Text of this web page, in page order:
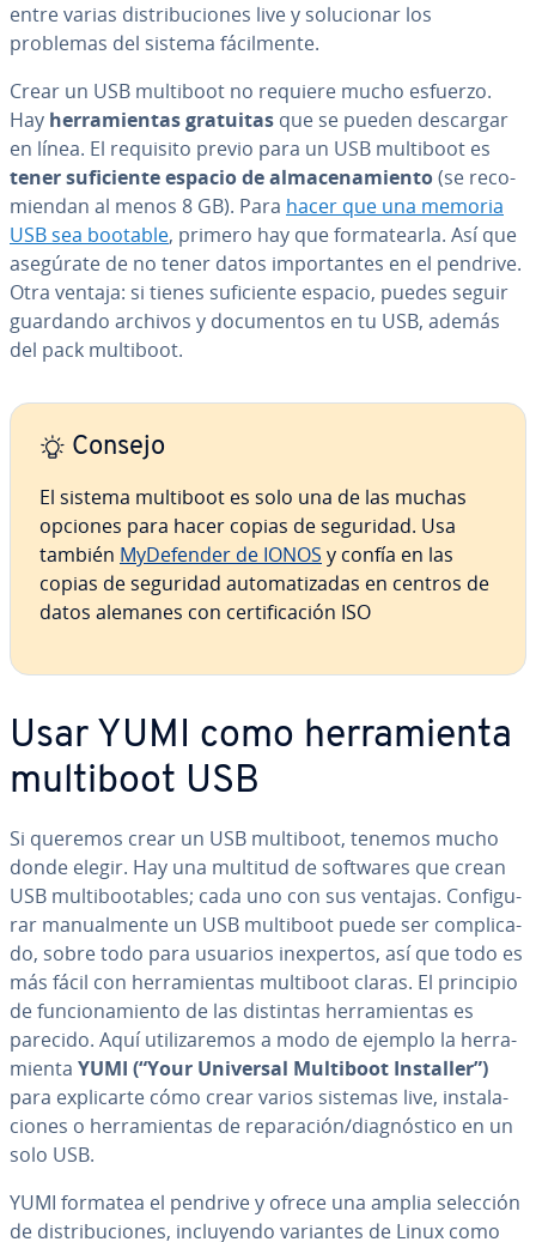
entre varias di­s­tri­bu­cio­nes live y so­lu­cio­nar los
problemas del sistema fá­ci­l­me­n­te.
Crear un USB multiboot no requiere mucho esfuerzo.
Hay he­rra­mie­n­tas gratuitas que se pueden descargar
en línea. El requisito previo para un USB multiboot es
tener su­fi­cie­n­te espacio de al­ma­ce­na­mie­n­to(se re­co­
mie­n­dan al menos 8 GB). Para hacer que una memoria
USB sea bootable, primero hay que fo­r­ma­tear­la. Así que
asegúrate de no tener datos im­po­r­ta­n­tes en el pendrive.
Otra ventaja: si tienes su­fi­cie­n­te espacio, puedes seguir
guardando archivos y do­cu­me­n­tos en tu USB, además
del pack multiboot.
Consejo
El sistema multiboot es solo una de las muchas
opciones para hacer copias de seguridad. Usa
también My­De­fe­n­der de IONOS y confía en las
copias de seguridad au­to­ma­ti­za­das en centros de
datos alemanes con ce­r­ti­fi­ca­ción ISO
Usar YUMI como he­rra­mie­n­ta
multiboot USB
Si queremos crear un USB multiboot, tenemos mucho
donde elegir. Hay una multitud de softwares que crean
USB mu­l­ti­boo­ta­bles; cada uno con sus ventajas. Co­n­fi­gu­
rar ma­nua­l­me­n­te un USB multiboot puede ser co­m­pli­ca­
do, sobre todo para usuarios in­e­x­pe­r­tos, así que todo es
más fácil con he­rra­mie­n­tas multiboot claras. El principio
de fu­n­cio­na­mie­n­to de las distintas he­rra­mie­n­tas es
parecido. Aquí uti­li­za­re­mos a modo de ejemplo la he­rra­
mie­n­ta YUMI (“Your Universal Multiboot Installer”)
para ex­pli­car­te cómo crear varios sistemas live, in­s­ta­la­
cio­nes o he­rra­mie­n­tas de re­pa­ra­ción/dia­g­nó­s­ti­co en un
solo USB.
YUMI formatea el pendrive y ofrece una amplia selección
de di­s­tri­bu­cio­nes, in­clu­ye­n­do variantes de Linux como